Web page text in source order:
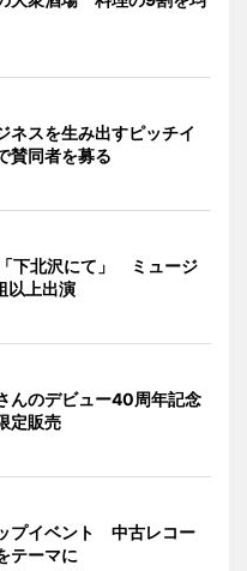
ネスを生み出すピッチイ
同者を募る
下北沢にて」 ミュージ
以上出演
んのデビュー40周年記念
定販売
プイベント 中古レコー
テーマに